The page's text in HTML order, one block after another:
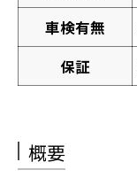
車検有無
保証
概要